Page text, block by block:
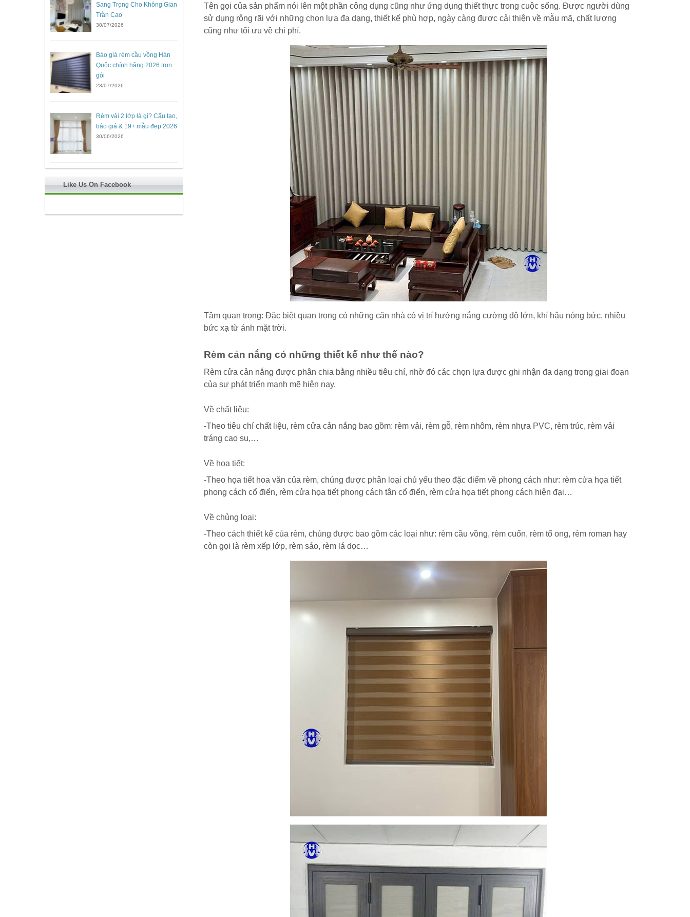
Tên gọi của sản phẩm nói lên một phần công dụng cũng như ứng dụng thiết thực trong cuộc sống. Được người dùng
sử dụng rộng rãi với những chọn lựa đa dạng, thiết kế phù hợp, ngày càng được cải thiện về mẫu mã, chất lượng
cũng như tối ưu về chi phí.
Tầm quan trọng: Đặc biệt quan trọng có những căn nhà có vị trí hướng nắng cường độ lớn, khí hậu nóng bức, nhiều
bức xạ từ ánh mặt trời.
Rèm cản nắng có những thiết kế như thế nào?
Rèm cửa cản nắng được phân chia bằng nhiều tiêu chí, nhờ đó các chọn lựa được ghi nhận đa dạng trong giai đoạn
của sự phát triển mạnh mẽ hiện nay.
Về chất liệu:
-Theo tiêu chí chất liệu, rèm cửa cản nắng bao gồm: rèm vải, rèm gỗ, rèm nhôm, rèm nhựa PVC, rèm trúc, rèm vải
tráng cao su,…
Về họa tiết:
-Theo họa tiết hoa văn của rèm, chúng được phân loại chủ yếu theo đặc điểm về phong cách như: rèm cửa họa tiết
phong cách cổ điển, rèm cửa họa tiết phong cách tân cổ điển, rèm cửa họa tiết phong cách hiện đại…
Về chủng loại:
-Theo cách thiết kế của rèm, chúng được bao gồm các loại như: rèm cầu vồng, rèm cuốn, rèm tổ ong, rèm roman hay
còn gọi là rèm xếp lớp, rèm sáo, rèm lá dọc…
Sang Trọng Cho Không Gian
Trần Cao
30/07/2026
Báo giá rèm cầu vồng Hàn
Quốc chính hãng 2026 trọn
gói
23/07/2026
Rèm vải 2 lớp là gì? Cấu tạo,
báo giá & 19+ mẫu đẹp 2026
30/06/2026
Like Us On Facebook